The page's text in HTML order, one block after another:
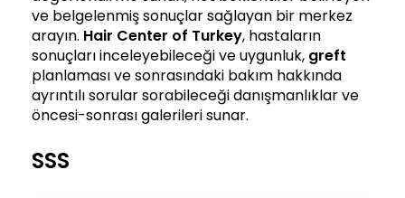
ve belgelenmiş sonuçlar sağlayan bir merkez
arayın. Hair Center of Turkey, hastaların
sonuçları inceleyebileceği ve uygunluk, greft
planlaması ve sonrasındaki bakım hakkında
ayrıntılı sorular sorabileceği danışmanlıklar ve
öncesi-sonrası galerileri sunar.
SSS